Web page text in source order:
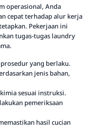
operasional, Anda
cepat terhadap alur kerja
Pekerjaan ini
tugas-tugas laundry
yang berlaku.
jenis bahan,
sesuai instruksi.
pemeriksaan
hasil cucian